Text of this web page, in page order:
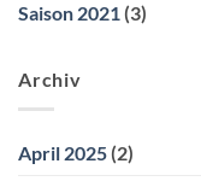
Saison 2021 (3)
Archiv
April 2025 (2)